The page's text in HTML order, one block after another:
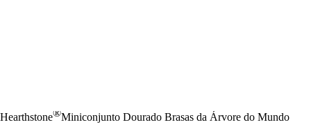
Hearthstone®Miniconjunto Dourado Brasas da Árvore do Mundo